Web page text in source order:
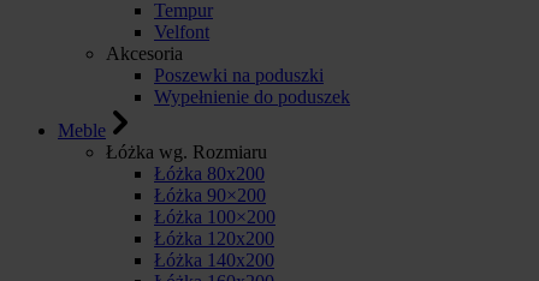
Tempur
Velfont
Akcesoria
Poszewki na poduszki
Wypełnienie do poduszek
Meble
Łóżka wg. Rozmiaru
Łóżka 80x200
Łóżka 90×200
Łóżka 100×200
Łóżka 120x200
Łóżka 140x200